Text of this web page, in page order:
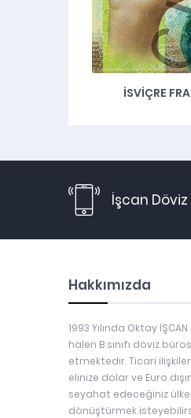
İSVİÇRE
İşcan
Hakkımızda
1993 Yılında Oktay
halen B sınıfı döviz
etmektedir. Ticari
elinize dolar ve Euro
seyahat edeceğiniz
dönüştürmek